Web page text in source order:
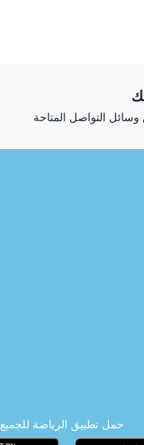
التواصل المتاحة
حمل تطبيق الرياضة للجميع